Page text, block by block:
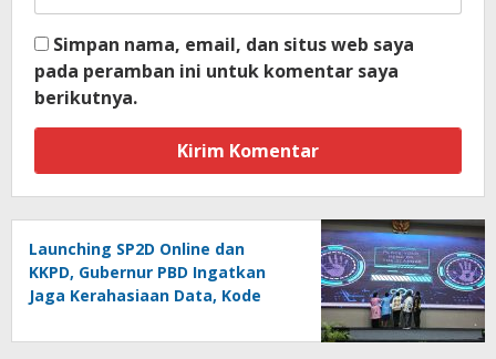
Simpan nama, email, dan situs web saya
pada peramban ini untuk komentar saya
berikutnya.
Launching SP2D Online dan
KKPD, Gubernur PBD Ingatkan
Jaga Kerahasiaan Data, Kode